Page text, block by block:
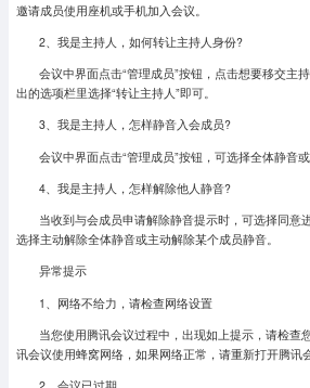
邀请成员使用座机或手机加入会议。
2、我是主持人，如何转让主持人身份?
会议中界面点击“管理成员”按钮，点击想要移交主
出的选项栏里选择“转让主持人”即可。
3、我是主持人，怎样静音入会成员?
会议中界面点击“管理成员”按钮，可选择全体静音
4、我是主持人，怎样解除他人静音?
当收到与会成员申请解除静音提示时，可选择同意
选择主动解除全体静音或主动解除某个成员静音。
异常提示
1、网络不给力，请检查网络设置
当您使用腾讯会议过程中，出现如上提示，请检查
讯会议使用蜂窝网络，如果网络正常，请重新打开腾讯